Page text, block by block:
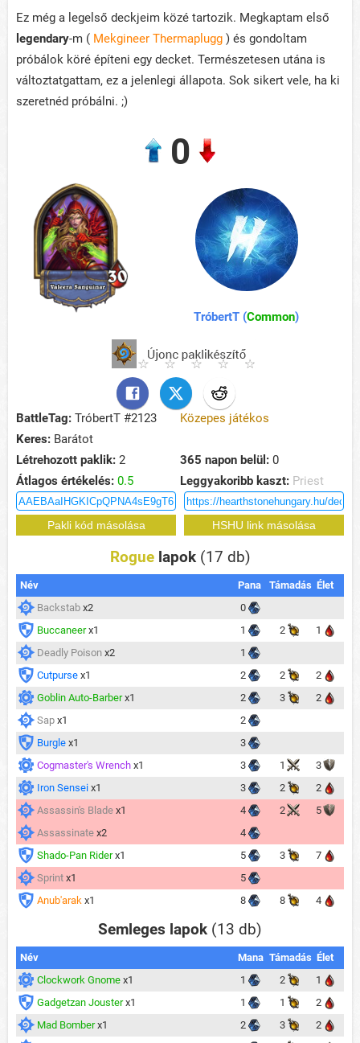
Ez még a legelső deckjeim közé tartozik. Megkaptam első
legendary-m ( Mekgineer Thermaplugg ) és gondoltam
próbálok köré építeni egy decket. Természetesen utána is
változtatgattam, ez a jelenlegi állapota. Sok sikert vele, ha ki
szeretnéd próbálni. ;)
0
TróbertT (Common)
BattleTag: TróbertT #2123
Közepes játékos
Keres: Barátot
Létrehozott paklik: 2 365 napon belül: 0
Átlagos értékelés: 0.5 Leggyakoribb kaszt: Priest
Roguelapok (17 db)
Név Pana Támadás Élet
Backstab x2
0
Buccaneer x1 1 2
1
Deadly Poison x2
1
Cutpurse x1 2 2
2
Goblin Auto-Barber x1 2 3
2
Sap x1
2
Burgle x1
3
Cogmaster's Wrench x1 3 1
3
Iron Sensei x1 3 2
2
Assassin's Blade x1 4 2
5
Assassinate x2
4
Shado-Pan Rider x1 5 3
7
Sprint x1
5
Anub'arak x1 8 8 4
Semleges lapok (13 db)
Név Mana Támadás Élet
Clockwork Gnome x1 1 2
1
Gadgetzan Jouster x1 1 1
2
Mad Bomber x1 2 3
2